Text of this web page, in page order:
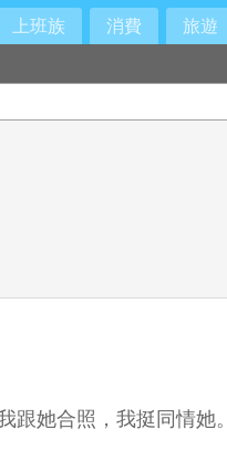
上班族 消費 旅遊
跟她合照，我挺同情她